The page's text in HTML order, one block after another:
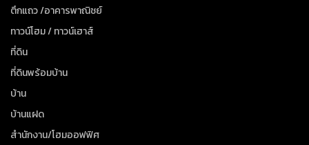
ตึกแถว /อาคารพาณิชย์
ทาวน์โฮม / ทาวน์เฮาส์
ที่ดิน
ที่ดินพร้อมบ้าน
บ้าน
บ้านแฝด
สำนักงาน/โฮมออฟฟิศ